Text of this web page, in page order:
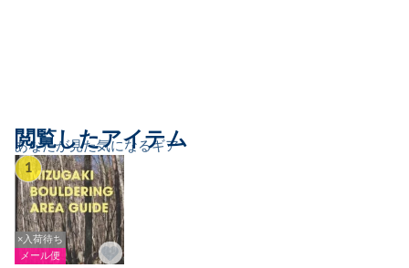
あなたが見た気になるギア
閲覧したアイテム
1
×入荷待ち
メール便